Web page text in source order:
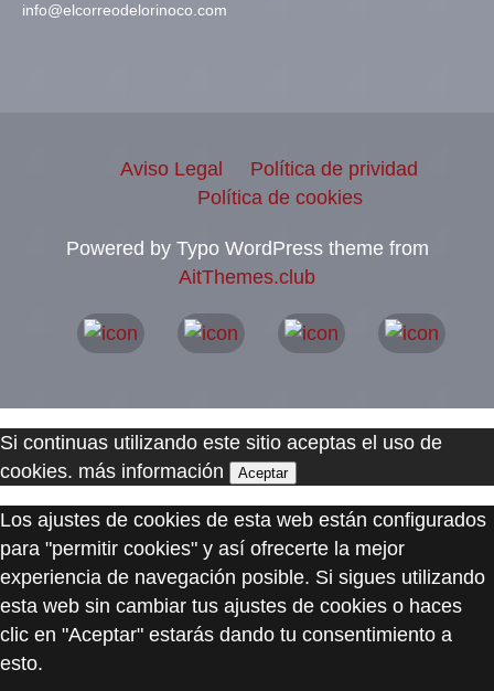
info@elcorreodelorinoco.com
Aviso Legal
Política de prividad
Política de cookies
Powered by Typo WordPress theme from
AitThemes.club
Si continuas utilizando este sitio aceptas el uso de
cookies. más información Aceptar
Los ajustes de cookies de esta web están configurados
para "permitir cookies" y así ofrecerte la mejor
experiencia de navegación posible. Si sigues utilizando
esta web sin cambiar tus ajustes de cookies o haces
clic en "Aceptar" estarás dando tu consentimiento a
esto.